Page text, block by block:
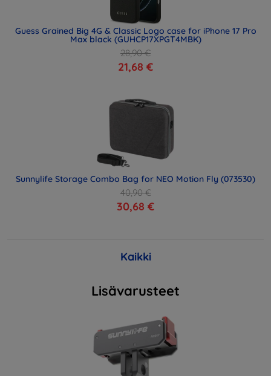
Guess Grained Big 4G & Classic Logo case for iPhone 17 Pro
Max black (GUHCP17XPGT4MBK)
28,90 €
21,68 €
Sunnylife Storage Combo Bag for NEO Motion Fly (073530)
40,90 €
30,68 €
Kaikki
Lisävarusteet